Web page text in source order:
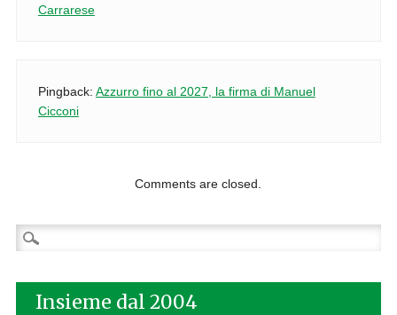
Carrarese
Pingback: Azzurro fino al 2027, la firma di Manuel
Cicconi
Comments are closed.
Ricerca
per:
Insieme dal 2004